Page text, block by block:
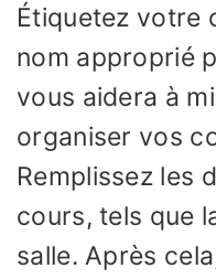
Étiquetez votre
nom approprié
vous aidera à
organiser vos
Remplissez les
cours, tels que
salle. Après